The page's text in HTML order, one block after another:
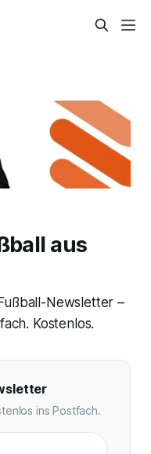
aus
Newsletter –
Kostenlos.
ins Postfach.